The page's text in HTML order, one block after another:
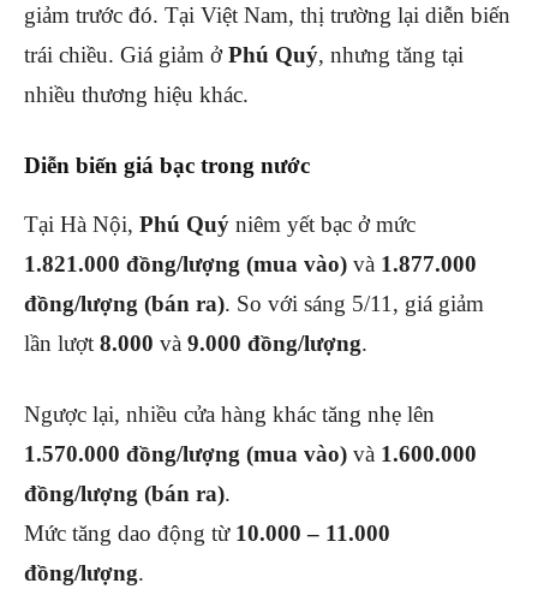
giảm trước đó. Tại Việt Nam, thị trường lại diễn biến
trái chiều. Giá giảm ởPhú Quý, nhưng tăng tại
nhiều thương hiệu khác.
Diễn biến giá bạc trong nước
Tại Hà Nội, Phú Quý niêm yết bạc ở mức
1.821.000 đồng/lượng (mua vào) và 1.877.000
đồng/lượng (bán ra). So với sáng 5/11, giá giảm
lần lượt 8.000 và 9.000 đồng/lượng.
Ngược lại, nhiều cửa hàng khác tăng nhẹ lên
1.570.000 đồng/lượng (mua vào) và 1.600.000
đồng/lượng (bán ra).
Mức tăng dao động từ 10.000 – 11.000
đồng/lượng.